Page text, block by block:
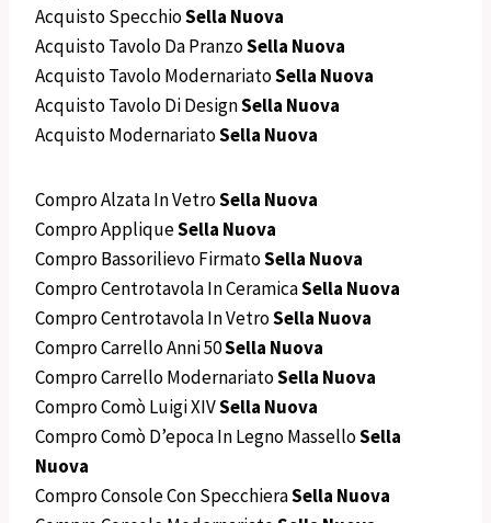
Acquisto SpecchioSella Nuova
Acquisto Tavolo Da PranzoSella Nuova
Acquisto Tavolo ModernariatoSella Nuova
Acquisto Tavolo Di DesignSella Nuova
Acquisto ModernariatoSella Nuova
Compro Alzata In VetroSella Nuova
Compro AppliqueSella Nuova
Compro Bassorilievo FirmatoSella Nuova
Compro Centrotavola In CeramicaSella Nuova
Compro Centrotavola In VetroSella Nuova
Compro Carrello Anni 50Sella Nuova
Compro Carrello ModernariatoSella Nuova
Compro Comò Luigi XIVSella Nuova
Compro Comò D’epoca In Legno MasselloSella
Nuova
Compro Console Con SpecchieraSella Nuova